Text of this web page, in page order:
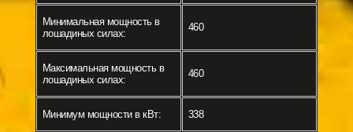
Минимальная мощность в
лошадиных силах:
460
Максимальная мощность в
лошадиных силах:
460
Минимум мощности в кВт: 338